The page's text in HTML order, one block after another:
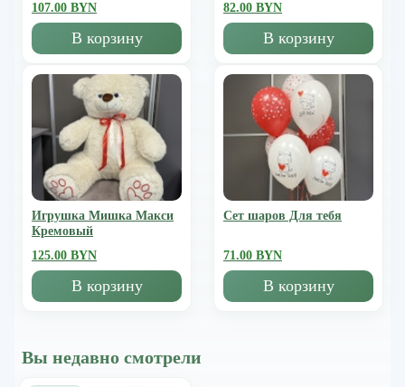
107.00 BYN
В корзину
82.00 BYN
В корзину
Игрушка Мишка Mакси
Кремовый
125.00 BYN
В корзину
Сет шаров Для тебя
71.00 BYN
В корзину
Вы недавно смотрели